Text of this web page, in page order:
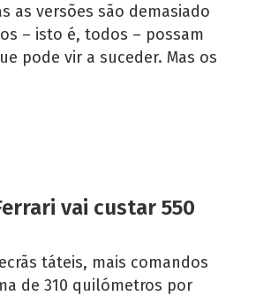
as versões são demasiado
– isto é, todos – possam
pode vir a suceder. Mas os
vai custar 550
táteis, mais comandos
de 310 quilómetros por